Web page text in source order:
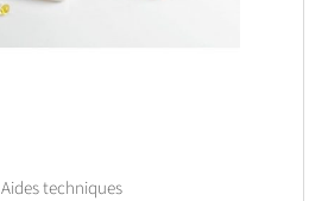
Aides techniques